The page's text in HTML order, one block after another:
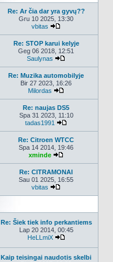
Re: Ar čia dar yra gyvų??
Gru 10 2025, 13:30
vbitas
Re: STOP karui kelyje
Geg 06 2018, 12:51
Saulynas
Re: Muzika automobilyje
Bir 27 2023, 16:26
Milordas
Re: naujas DS5
Spa 31 2023, 11:10
tadas1991
Re: Citroen WTCC
Spa 14 2014, 19:46
xminde
Re: CITRAMONAI
Sau 01 2025, 16:55
vbitas
Re: Šiek tiek info perkantiems
Lap 20 2014, 00:45
HeLLmiX
Kaip teisingai naudotis skelbi